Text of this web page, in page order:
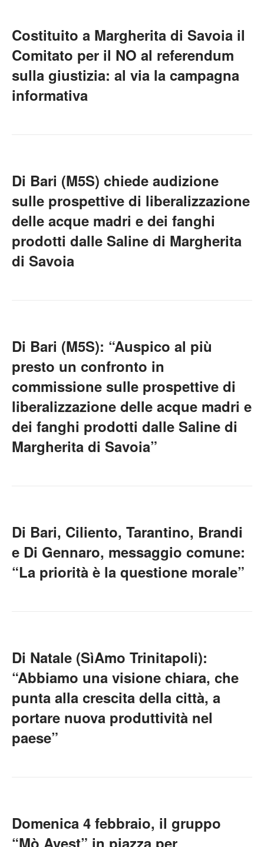
Costituito a Margherita di Savoia il
Comitato per il NO al referendum
sulla giustizia: al via la campagna
informativa
Di Bari (M5S) chiede audizione
sulle prospettive di liberalizzazione
delle acque madri e dei fanghi
prodotti dalle Saline di Margherita
di Savoia
Di Bari (M5S): “Auspico al più
presto un confronto in
commissione sulle prospettive di
liberalizzazione delle acque madri e
dei fanghi prodotti dalle Saline di
Margherita di Savoia”
Di Bari, Ciliento, Tarantino, Brandi
e Di Gennaro, messaggio comune:
“La priorità è la questione morale”
Di Natale (SìAmo Trinitapoli):
“Abbiamo una visione chiara, che
punta alla crescita della città, a
portare nuova produttività nel
paese”
Domenica 4 febbraio, il gruppo
“Mò Avest” in piazza per